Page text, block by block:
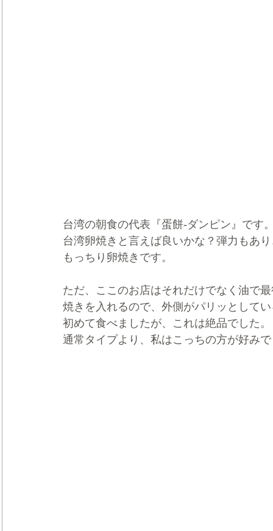
台湾の朝食の代表『蛋餅-ダンピン』です
台湾卵焼きと言えば良いかな？弾力もあ
もっちり卵焼きです。
ただ、ここのお店はそれだけでなく油で
焼きを入れるので、外側がパリッとして
初めて食べましたが、これは絶品でした。
通常タイプより、私はこっちの方が好み